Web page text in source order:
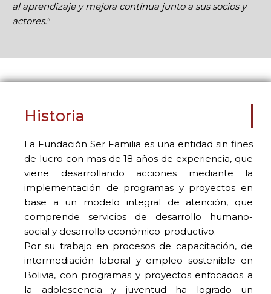
al aprendizaje y mejora continua junto a sus socios y
actores."
Historia
La Fundación Ser Familia es una entidad sin fines
de lucro con mas de 18 años de experiencia, que
viene desarrollando acciones mediante la
implementación de programas y proyectos en
base a un modelo integral de atención, que
comprende servicios de desarrollo humano-
social y desarrollo económico-productivo.
Por su trabajo en procesos de capacitación, de
intermediación laboral y empleo sostenible en
Bolivia, con programas y proyectos enfocados a
la adolescencia y juventud ha logrado un